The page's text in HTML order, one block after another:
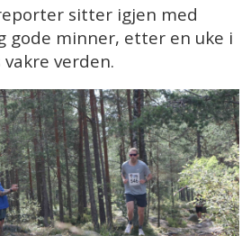
sitter igjen med
gode minner, etter en uke i
verden.